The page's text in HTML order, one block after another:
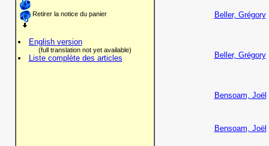
Retirer la notice du panier
English version
(full translation not yet available)
Liste complète des articles
Beller, Grégory
Beller, Grégory
Bensoam, Joël
Bensoam, Joël